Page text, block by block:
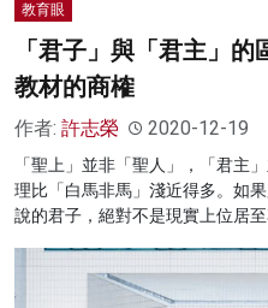
教育眼
「君子」與「君主」
教材的商榷
作者: 許志榮 2020-12-19
「聖上」並非「聖人」，「君主
理比「白馬非馬」淺近得多。如
說的君子，絕對不是現實上位居至